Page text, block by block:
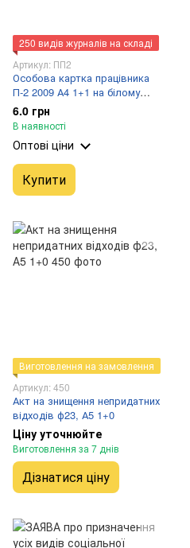
250 видів журналів на складі
Артикул: ПП2
Особова картка працівника
П-2 2009 А4 1+1 на білому
картоні 0,3 мм 250 г, ПП2
6.0 грн
В наявності
Оптові ціни
Купити
Виготовлення на замовлення
Артикул: 450
Акт на знищення непридатних
відходів ф23, А5 1+0
Ціну уточнюйте
Виготовлення за 7 днів
Дізнатися ціну